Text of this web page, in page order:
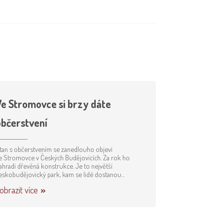
Stromovce si brzy dáte
s občerstvením se zanedlouho objeví
Stromovce v Českých Budějovicích. Za rok ho
dřevěná konstrukce. Je to největší
park, kam se lidé dostanou...
více